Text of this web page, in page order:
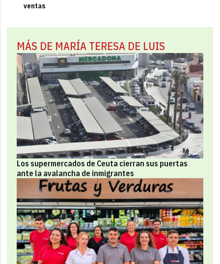
ventas
MÁS DE MARÍA TERESA DE LUIS
Los supermercados de Ceuta cierran sus puertas
ante la avalancha de inmigrantes